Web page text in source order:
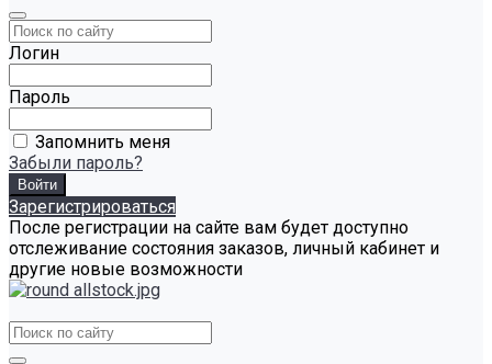
Логин
Пароль
Запомнить меня
Забыли пароль?
Зарегистрироваться
После регистрации на сайте вам будет доступно
отслеживание состояния заказов, личный кабинет и
другие новые возможности